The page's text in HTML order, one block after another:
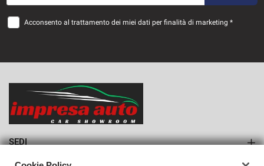
36 Mesi
36 Mesi
VEDI
Acconsento al trattamento dei miei dati per finalità di marketing *
SEDI